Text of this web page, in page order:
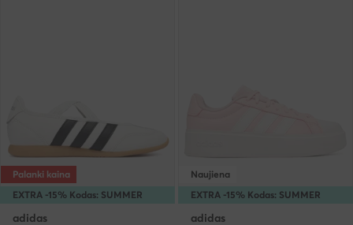
EXTRA -15% Kodas: SUMMER
Palanki kaina
adidas
EXTRA -15% Kodas: SUMMER
Naujiena
adidas